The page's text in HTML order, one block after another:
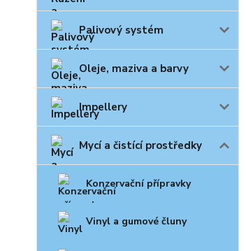
Palivový systém
Oleje, maziva a barvy
Impellery
Mycí a čistící prostředky
Konzervační přípravky
Vinyl a gumové čluny